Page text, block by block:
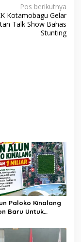
Pos berikutnya
Kotamobagu Gelar
Talk Show Bahas
Stunting
Paloko Kinalang
Baru Untuk